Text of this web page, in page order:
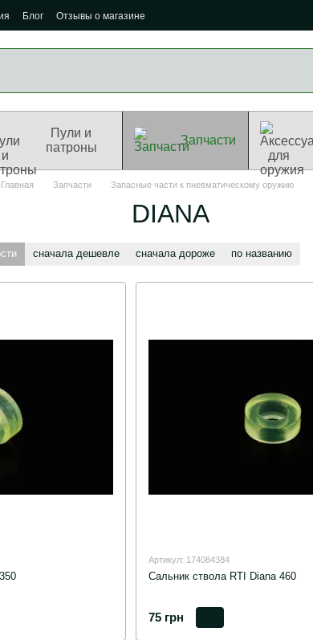
Блог Отзывы о магазине
Пули и
патроны
Запчасти
Главная Запчасти Запасные части к пневматическому оружию
DIANA
сначала дешевле сначала дороже по названию
Артикул: 174084384
Сальник ствола RTI Diana 460
75 грн